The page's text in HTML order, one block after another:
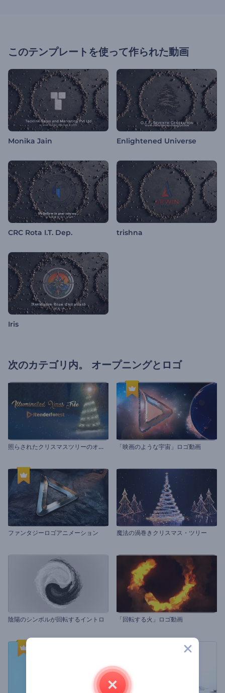
このテンプレートを使って作られた動画
Monika Jain Enlightened Universe
CRC Rota I.T. Dep. trishna
Iris
次のカテゴリ内。 オープニングとロゴ
照
らされたクリスマスツリーのオープニング動画 「映画のような宇宙」ロゴ動画
ファンタジーロゴアニメーション 魔法の渦巻きクリスマス・ツリー
陰陽のシンボルが回転するイントロ 「回転する火」ロゴ動画